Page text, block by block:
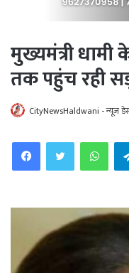
मुख्यमंत्री
तक पहुंच रही
CityNewsHaldwani - न्यूज़